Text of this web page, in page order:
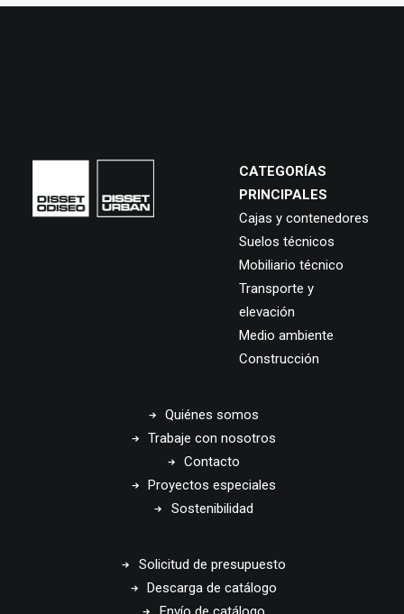
CATEGORÍAS
PRINCIPALES
Cajas y contenedores
Suelos técnicos
Mobiliario técnico
Transporte y
elevación
Medio ambiente
Construcción
Quiénes somos
Trabaje con nosotros
Contacto
Proyectos especiales
Sostenibilidad
Solicitud de presupuesto
Descarga de catálogo